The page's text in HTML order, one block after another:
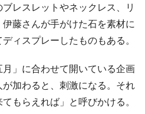
レスレットやネックレス、リ
藤さんが手がけた石を素材に
ィスプレーしたものもある。
」に合わせて開いている企画
加わると、刺激になる。それ
もらえれば」と呼びかける。